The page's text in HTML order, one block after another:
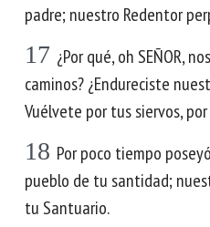
padre; nuestro Redentor
17 ¿Por qué, oh SEÑOR,
caminos? ¿Endureciste
Vuélvete por tus siervos,
18 Por poco tiempo
pueblo de tu santidad;
tu Santuario.